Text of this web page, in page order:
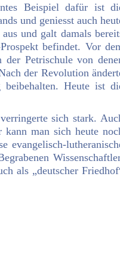
Beispiel dafür ist
und geniesst auch
und galt damals
befindet. Vor
Petrischule von
der Revolution
beibehalten. Heute ist
sich stark.
kann man sich heute
evangelisch-
als „deutscher